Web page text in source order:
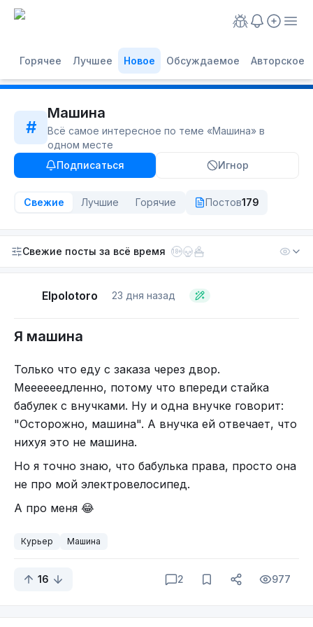
Горячее Лучшее Новое Обсуждаемое Авторское
#
Машина
Всё самое интересное по теме «Машина» в
одном месте
Подписаться
Игнор
Свежие Лучшие Горячие Постов179
Свежие посты за всё время 18+
Elpolotoro 23 дня назад
Я машина
Только что еду с заказа через двор.
Меееееедленно, потому что впереди стайка
бабулек с внучками. Ну и одна внучке говорит:
"Осторожно, машина". А внучка ей отвечает, что
нихуя это не машина.
Но я точно знаю, что бабулька права, просто она
не про мой электровелосипед.
А про меня 😂
Курьер Машина
16 2 977